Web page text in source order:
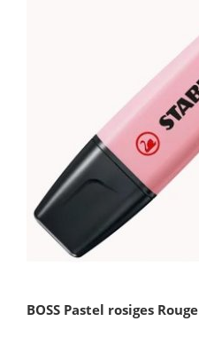
BOSS Pastel rosiges Rouge